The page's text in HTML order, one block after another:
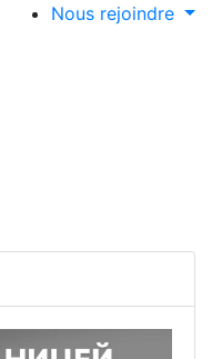
Nous rejoindre